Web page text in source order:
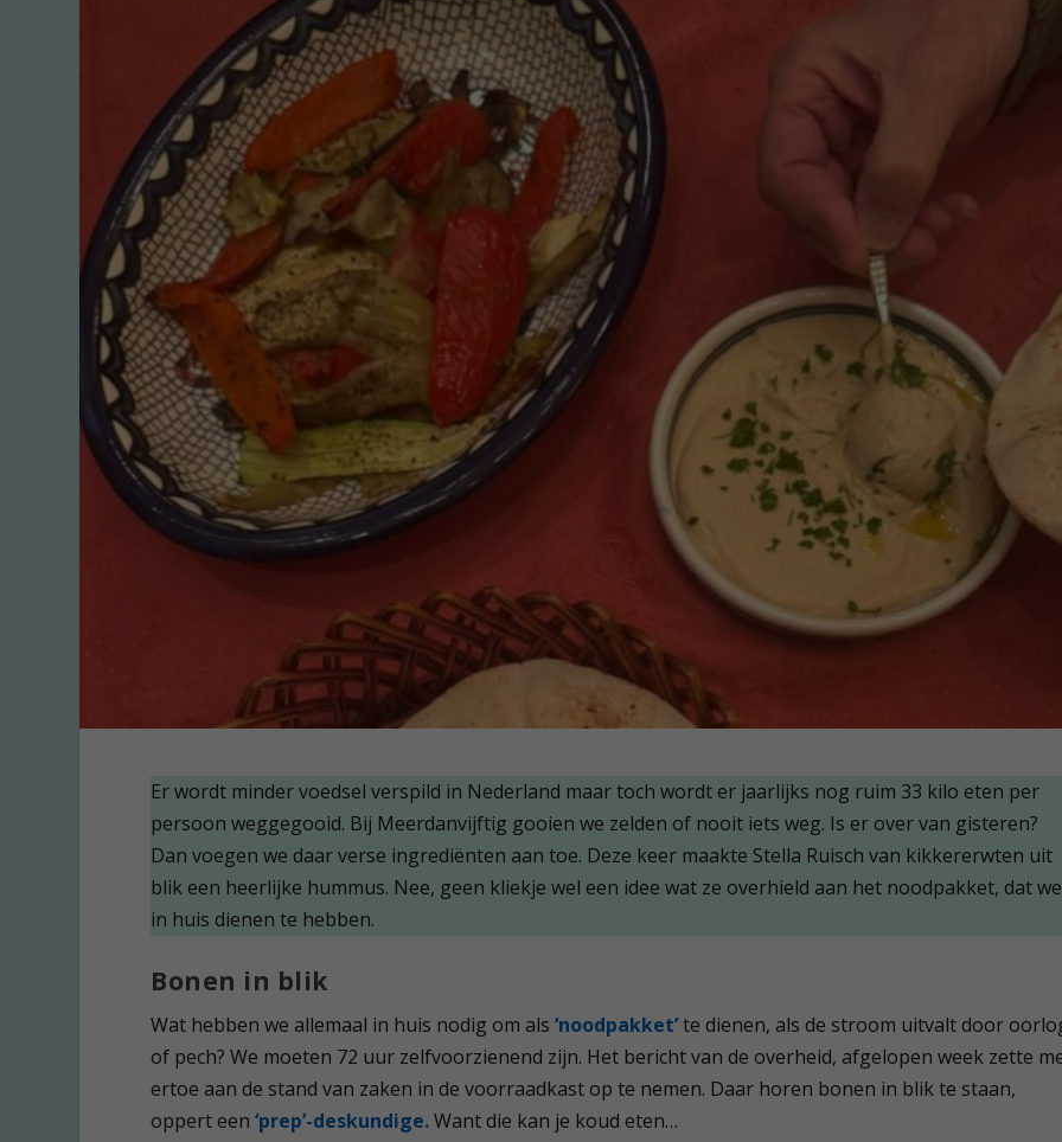
Er wordt minder voedsel verspild in Nederland maar toch wordt er jaarlijks nog ruim 33 kilo eten per
persoon weggegooid. Bij Meerdanvijftig gooien we zelden of nooit iets weg. Is er over van gisteren?
Dan voegen we daar verse ingrediënten aan toe. Deze keer maakte Stella Ruisch van kikkererwten uit
blik een heerlijke hummus. Nee, geen kliekje wel een idee wat ze overhield aan het noodpakket, dat we
in huis dienen te hebben.
Bonen in blik
Wat hebben we allemaal in huis nodig om als‘noodpakket’te dienen, als de stroom uitvalt door
of pech? We moeten 72 uur zelfvoorzienend zijn. Het bericht van de overheid, afgelopen week zette
ertoe aan de stand van zaken in de voorraadkast op te nemen. Daar horen bonen in blik te staan,
oppert een‘prep’-deskundige.Want die kan je koud eten…